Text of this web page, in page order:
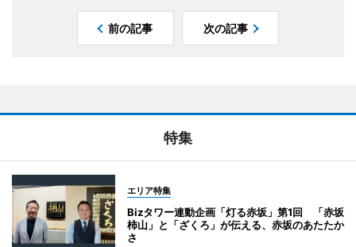
前の記事 次の記事
特集
エリア特集
Bizタワー連動企画「灯る赤坂」第1回 「赤坂
柿山」と「ざくろ」が伝える、赤坂のあたたか
さ